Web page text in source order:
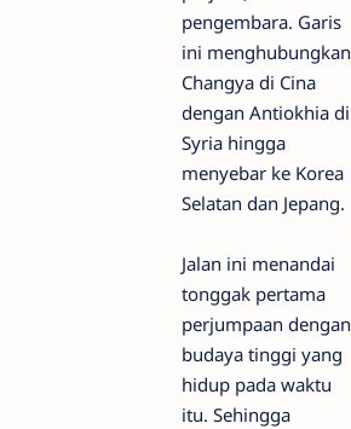
pengembara. Garis
ini menghubungkan
Changya di Cina
dengan Antiokhia di
Syria hingga
menyebar ke Korea
Selatan dan Jepang.
Jalan ini menandai
tonggak pertama
perjumpaan dengan
budaya tinggi yang
hidup pada waktu
itu. Sehingga